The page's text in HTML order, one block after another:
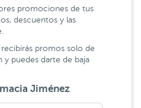
promociones de tus
descuentos y las
promos solo de
puedes darte de baja
Jiménez